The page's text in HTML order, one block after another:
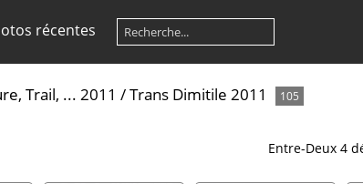
récentes
Trail, ... 2011 /Trans Dimitile 2011 105
Entre-Deux 4